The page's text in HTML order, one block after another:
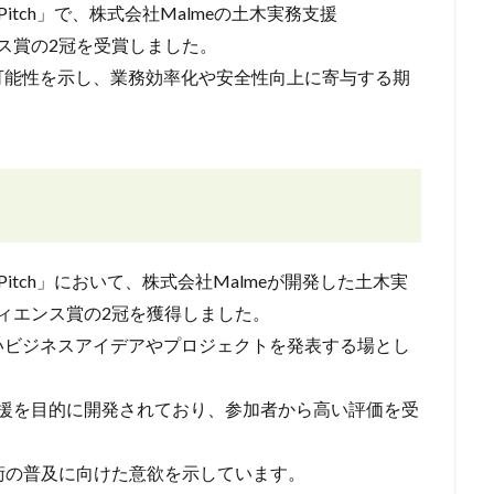
」で、株式会社Malmeの土木実務支援
の2冠を受賞しました。
性を示し、業務効率化や安全性向上に寄与する期
」において、株式会社Malmeが開発した土木実
ンス賞の2冠を獲得しました。
ジネスアイデアやプロジェクトを発表する場とし
を目的に開発されており、参加者から高い評価を受
普及に向けた意欲を示しています。